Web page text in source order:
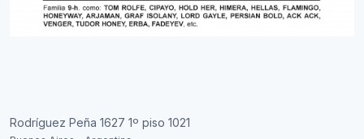
Rodríguez Peña 1627 1º piso 1021